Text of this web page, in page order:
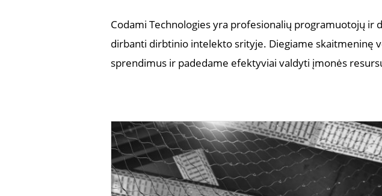
Codami Technologies yra profesionalių programuotojų ir
dirbanti dirbtinio intelekto srityje. Diegiame skaitmeninę
sprendimus ir padedame efektyviai valdyti įmonės